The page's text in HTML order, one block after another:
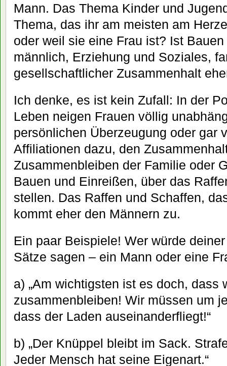
Mann. Das Thema Kinder und
Thema, das ihr am meisten am
oder weil sie eine Frau ist? Ist
männlich, Erziehung und Soziales,
gesellschaftlicher Zusammenhalt
Ich denke, es ist kein Zufall: In der
Leben neigen Frauen völlig
persönlichen Überzeugung oder gar
Affiliationen dazu, den
Zusammenbleiben der Familie oder
Bauen und Einreißen, über das
stellen. Das Raffen und Schaffen,
kommt eher den Männern zu.
Ein paar Beispiele! Wer würde
Sätze sagen – ein Mann oder eine
a) „Am wichtigsten ist es doch, dass
zusammenbleiben! Wir müssen um
dass der Laden auseinanderfliegt!“
b) „Der Knüppel bleibt im Sack.
Jeder Mensch hat seine Eigenart.“